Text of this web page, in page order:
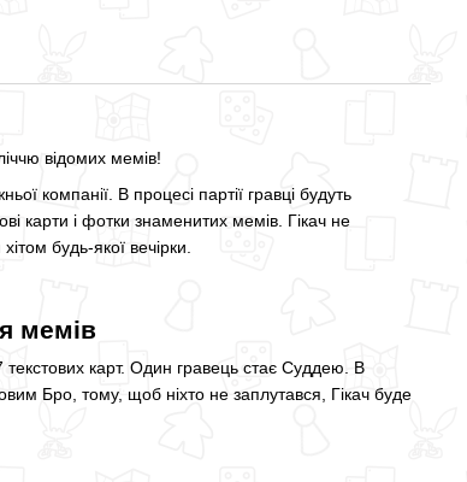
відомих мемів!
компанії. В процесі партії гравці будуть
карти і фотки знаменитих мемів. Гікач не
будь-якої вечірки.
мемів
карт. Один гравець стає Суддею. В
Бро, тому, щоб ніхто не заплутався, Гікач буде